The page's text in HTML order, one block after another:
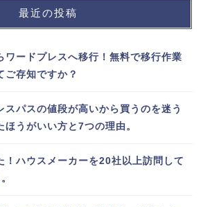
最近の投稿
ワードプレスへ移行！無料で移行作業
ご存知ですか？
スパスの値段が高いから買うのを迷う
ほうがいい方と7つの理由。
！ハウスメーカーを20社以上訪問して